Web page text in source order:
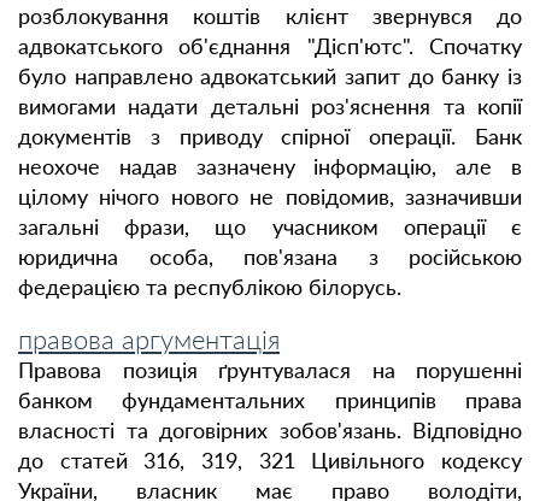
розблокування коштів клієнт звернувся до
адвокатського об'єднання "Дісп'ютс". Спочатку
було направлено адвокатський запит до банку із
вимогами надати детальні роз'яснення та копії
документів з приводу спірної операції. Банк
неохоче надав зазначену інформацію, але в
цілому нічого нового не повідомив, зазначивши
загальні фрази, що учасником операції є
юридична особа, пов'язана з російською
федерацією та республікою білорусь.
правова аргументація
Правова позиція ґрунтувалася на порушенні
банком фундаментальних принципів права
власності та договірних зобов'язань. Відповідно
до статей 316, 319, 321 Цивільного кодексу
України, власник має право володіти,